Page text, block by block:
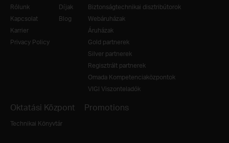
Rólunk
Kapcsolat
Karrier
Privacy Policy
Díjak
Blog
Biztonságtechnikai disztribútorok
Webáruházak
Áruházak
Gold partnerek
Silver partnerek
Regisztrált partnerek
Omada Kompetenciaközpontok
VIGI Viszonteladók
Oktatási Központ
Technikai Könyvtár
Promotions